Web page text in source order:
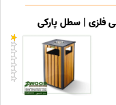
فلزی | سطل پارکی